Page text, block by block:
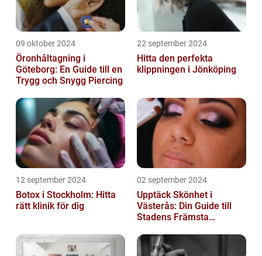
09 oktober 2024
Öronhåltagning i
Göteborg: En Guide till en
Trygg och Snygg Piercing
22 september 2024
Hitta den perfekta
klippningen i Jönköping
12 september 2024
Botox i Stockholm: Hitta
rätt klinik för dig
02 september 2024
Upptäck Skönhet i
Västerås: Din Guide till
Stadens Främsta